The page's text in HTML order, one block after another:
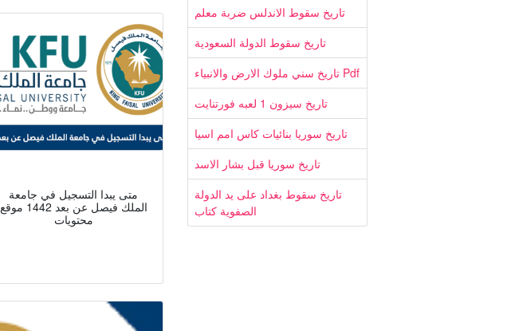
متى يبدا التسجيل في جامعة
الملك فيصل عن بعد 1442 موقع
محتويات
تاريخ سقوط الاندلس ضربة معلم
تاريخ سقوط الدولة السعودية
تاريخ سني ملوك الارض والانبياء Pdf
تاريخ سيزون 1 لعبه فورتنايت
تاريخ سوريا بنائيات كاس امم اسيا
تاريخ سوريا قبل بشار الاسد
تاريخ سقوط بغداد على يد الدولة
الصفوية كتاب